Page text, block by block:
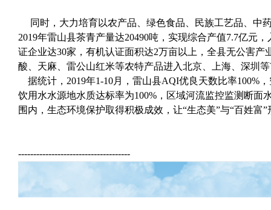
同时，大力培育以农产品、绿色食品、民族工艺品、中
2019年雷山县茶青产量达20490吨，实现综合产值7.7亿元
证企业达30家，有机认证面积达2万亩以上，全县无公害
酸、天麻、雷公山红米等农特产品进入北京、上海、深圳
据统计，2019年1-10月，雷山县AQI优良天数比率100%
饮用水水源地水质达标率为100%，区域河流监控监测断
围内，生态环境保护取得积极成效，让“生态美”与“百姓富
-------------------------------------